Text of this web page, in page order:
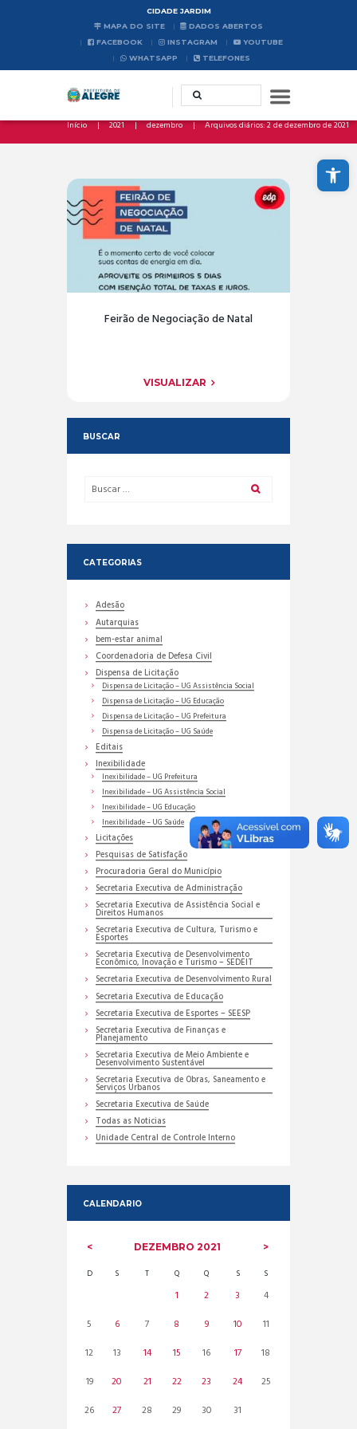
Abrir a barra de ferramentas
CIDADE JARDIM
MAPA DO SITE
DADOS ABERTOS
FACEBOOK
INSTAGRAM
YOUTUBE
WHATSAPP
TELEFONES
Início 2021 dezembro Arquivos diários: 2 de dezembro de 2021
Feirão de Negociação de Natal
VISUALIZAR
BUSCAR
CATEGORIAS
Adesão
Autarquias
bem-estar animal
Coordenadoria de Defesa Civil
Dispensa de Licitação
Dispensa de Licitação – UG Assistência Social
Dispensa de Licitação – UG Educação
Dispensa de Licitação – UG Prefeitura
Dispensa de Licitação – UG Saúde
Editais
Inexibilidade
Inexibilidade – UG Prefeitura
Inexibilidade – UG Assistência Social
Inexibilidade – UG Educação
Inexibilidade – UG Saúde
Licitações
Pesquisas de Satisfação
Procuradoria Geral do Município
Secretaria Executiva de Administração
Secretaria Executiva de Assistência Social e
Direitos Humanos
Secretaria Executiva de Cultura, Turismo e
Esportes
Secretaria Executiva de Desenvolvimento
Econômico, Inovação e Turismo – SEDEIT
Secretaria Executiva de Desenvolvimento Rural
Secretaria Executiva de Educação
Secretaria Executiva de Esportes – SEESP
Secretaria Executiva de Finanças e
Planejamento
Secretaria Executiva de Meio Ambiente e
Desenvolvimento Sustentável
Secretaria Executiva de Obras, Saneamento e
Serviços Urbanos
Secretaria Executiva de Saúde
Todas as Noticias
Unidade Central de Controle Interno
CALENDARIO
DEZEMBRO2021
D S T Q Q S S
1 2 3
4
5
6 7 8 9 10
11
12
13 14 15 16 17
18
19
20 21 22 23 24
25
26
27 28 29 30 31